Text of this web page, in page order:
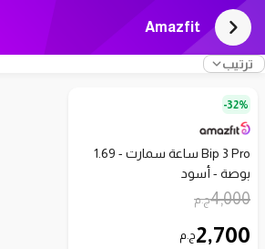
Amazfit
ترتيب
32%-
Bip 3 Pro ساعة سمارت - 1.69
بوصة - أسود
4,000ج.م
2,700ج.م